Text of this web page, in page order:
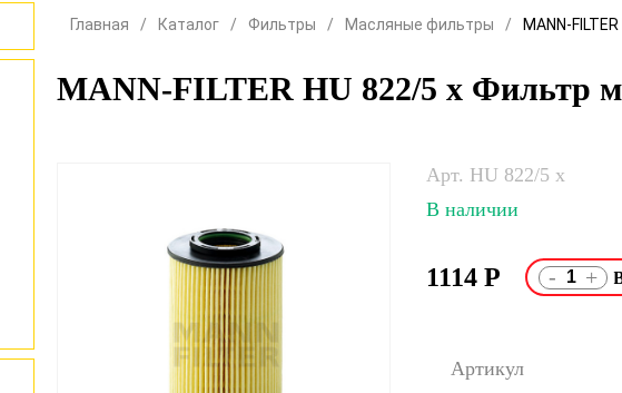
Главная Каталог Фильтры Масляные фильтры MANN-
MANN-FILTER HU 822/5 x Фильтр
Арт. HU 822/5 x
В наличии
1114 Р - +
Артикул